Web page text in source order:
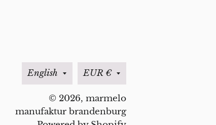
Language
English Currency
EUR €
© 2026, marmelo
manufaktur brandenburg